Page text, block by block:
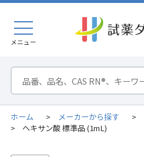
メニュー
ホーム > メーカーから探す >
> ヘキサン酸 標準品 (1mL)